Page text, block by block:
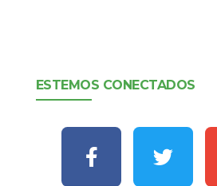
ESTEMOS CONECTADOS